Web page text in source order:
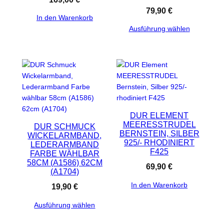
In den Warenkorb
79,90€
Ausführung wählen
DUR SCHMUCK
WICKELARMBAND,
LEDERARMBAND
FARBE WÄHLBAR
58CM (A1586) 62CM
(A1704)
19,90 €
Ausführung wählen
DUR ELEMENT
MEERESSTRUDEL
BERNSTEIN, SILBER
925/- RHODINIERT
F425
69,90€
In den Warenkorb